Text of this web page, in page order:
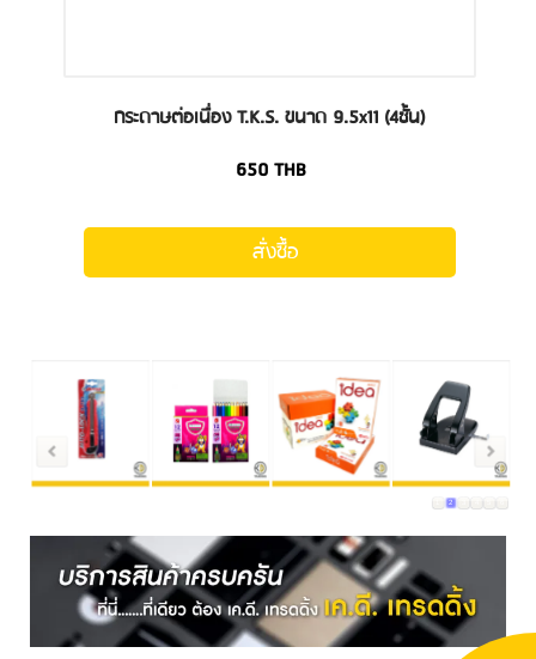
กระดาษต่อเนื่อง T.K.S. ขนาด 9.5x11 (4ชั้น)
650 THB
สั่งซื้อ
2